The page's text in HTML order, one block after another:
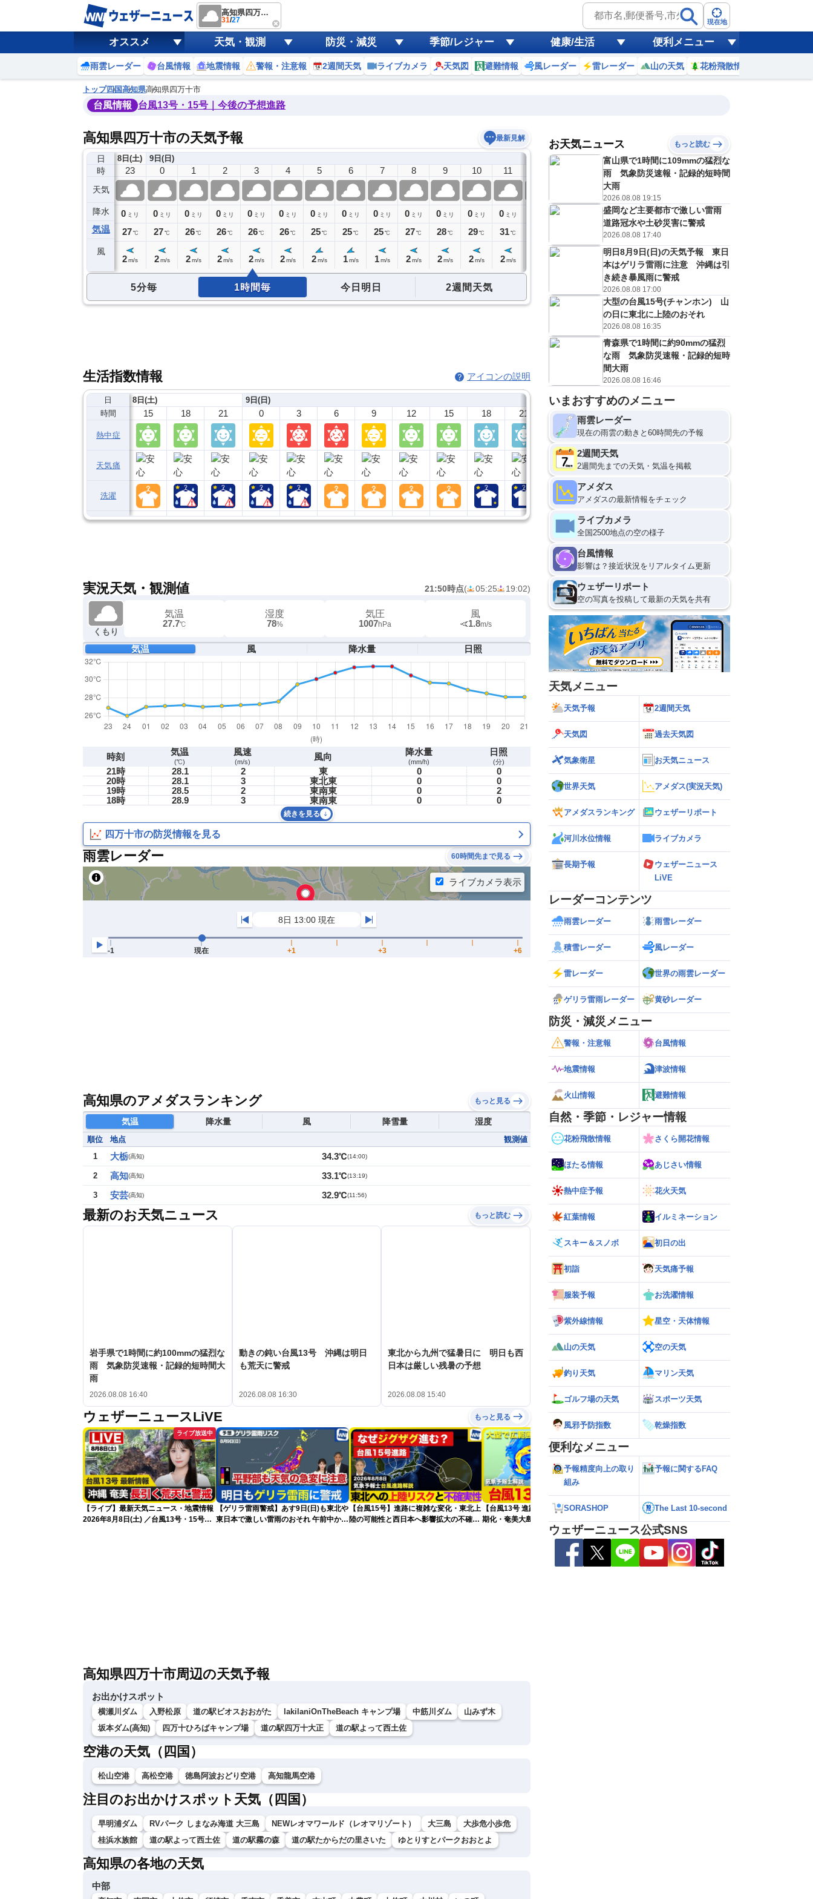
高知県四万十市
31/27 現在地
オススメ 天気・観測 防災・減災 季節/レジャー 健康/生活 便利メニュー
雨雲レーダー 台風情報 地震情報 警報・注意報 2週間天気 ライブカメラ 天気図 避難情報 風レーダー 雷レーダー 山の天気 花粉飛散情報
トップ四国高知県高知県四万十市
台風情報 台風13号・15号｜今後の予想進路
高知県四万十市の天気予報 最新見解
日
時
天気
降水
気温
風
8日(土)
22
0ミリ
27℃
23
0 ミリ
27 ℃
2m/s
9日(日)
0
0 ミリ
27℃
2 m/s
1
0 ミリ
26℃
2 m/s
2
0 ミリ
26℃
2 m/s
3
0 ミリ
26℃
2 m/s
4
0 ミリ
26℃
2 m/s
5
0 ミリ
25℃
2 m/s
6
0 ミリ
25℃
1 m/s
7
0 ミリ
25℃
1 m/s
8
0 ミリ
27℃
2 m/s
9
0 ミリ
28℃
2 m/s
10
0 ミリ
29℃
2 m/s
11
0 ミリ
31℃
2 m/s
14
ミリ
℃
m/s
15
0 ミリ
32℃
2 m/s
16
0ミリ
31
2 m/s
17
0ミリ
2 m/s
18
0
2m/s
5分毎 1時間毎 今日明日 2週間天気
生活指数情報 アイコンの説明
日
時間
熱中症
天気痛
洗濯
8日(土)
15 18 21
9日(日)
0 3 6 9 12 15 18 21
10日(月)
0
実況天気・観測値 21:50時点( 05:25 19:02)
くもり
気温
27.7℃
湿度
78%
気圧
1007hPa
風
1.8m/s
気温 風 降水量 日照
時刻 気温
(℃)
風速
(m/s) 風向 降水量
(mm/h)
日照
(分)
21時 28.1 2 東 0
0
20時
28.1 3 東北東 0
0
19時
28.5 2 東南東 0
2
18時
28.9 3 東南東 0 0
続きを見る
四万十市の防災情報を見る
雨雲レーダー 60時間先まで見る
高知県のアメダスランキング もっと見る
気温 降水量 風 降雪量 湿度
順位 地点
観測値
1
大栃(高知) 34.3℃(14:00)
2 高知(高知) 33.1℃(13:19)
3 安芸(高知) 32.9℃(11:56)
最新のお天気ニュース もっと読む
岩手県で1時間に約100mmの猛烈な
雨 気象防災速報・記録的短時間大
雨
2026.08.08 16:40
動きの鈍い台風13号 沖縄は明日
も荒天に警戒
2026.08.08 16:30
東北から九州で猛暑日に 明日も西
日本は厳しい残暑の予想
2026.08.08 15:40
ウェザーニュースLiVE もっと見る
ライブ放送中
【ライブ】最新天気ニュース・地震情報
2026年8月8日(土) ／台風13号・15号
【ゲリラ雷雨警戒】あす9日(日)も東北や
東日本で激しい雷雨のおそれ 午前中から
【台風15号】進路に複雑な変化・東北上
陸の可能性と西日本へ影響拡大の不確実
【台風13号 進路解説】通過後も影響長
期化・奄美大島で総雨量400mm超・高
波に要警戒（2026.08.08 16:00）
【猛烈な雨と激しい雷雨】新潟は線状降
記録的短時間大雨＞
高知県四万十市周辺の天気予報
お出かけスポット
横瀬川ダム 入野松原 道の駅ビオスおおがた lakilaniOnTheBeach キャンプ場 中筋川ダム
山みず木
坂本ダム(高知)
四万十ひろばキャンプ場 道の駅四万十大正 道の駅よって西土佐
空港の天気（四国）
松山空港 高松空港 徳島阿波おどり空港 高知龍馬空港
注目のお出かけスポット天気（四国）
早明浦ダム RVパーク しまなみ海道 大三島 NEWレオマワールド（レオマリゾート） 大三島
大歩危小歩危
桂浜水族館
道の駅よって西土佐 道の駅霧の森 道の駅たからだの里さいた ゆとりすとパークおおとよ
高知県の各地の天気
中部
お天気ニュース もっと読む
富山県で1時間に109mmの猛烈な
雨 気象防災速報・記録的短時間
大雨
2026.08.08 19:15
盛岡など主要都市で激しい雷雨
道路冠水や土砂災害に警戒
2026.08.08 17:40
明日8月9日(日)の天気予報 東日
本はゲリラ雷雨に注意 沖縄は引
き続き暴風雨に警戒
2026.08.08 17:00
大型の台風15号(チャンホン) 山
の日に東北に上陸のおそれ
2026.08.08 16:35
青森県で1時間に約90mmの猛烈
な雨 気象防災速報・記録的短時
間大雨
2026.08.08 16:46
いまおすすめのメニュー
雨雲レーダー
現在の雨雲の動きと60時間先の予報
2週間天気
2週間先までの天気・気温を掲載
アメダス
アメダスの最新情報をチェック
ライブカメラ
全国2500地点の空の様子
台風情報
影響は？接近状況をリアルタイム更新
ウェザーリポート
空の写真を投稿して最新の天気を共有
天気メニュー
天気予報 2週間天気
天気図 過去天気図
気象衛星 お天気ニュース
世界天気 アメダス(実況天気)
アメダスランキング ウェザーリポート
河川水位情報 ライブカメラ
長期予報
ウェザーニュース
LiVE
レーダーコンテンツ
雨雲レーダー 雨雪レーダー
積雪レーダー 風レーダー
雷レーダー 世界の雨雲レーダー
ゲリラ雷雨レーダー 黄砂レーダー
防災・減災メニュー
警報・注意報 台風情報
地震情報 津波情報
火山情報 避難情報
自然・季節・レジャー情報
花粉飛散情報 さくら開花情報
ほたる情報 あじさい情報
熱中症予報 花火天気
紅葉情報 イルミネーション
スキー＆スノボ 初日の出
初詣 天気痛予報
服装予報 お洗濯情報
紫外線情報 星空・天体情報
山の天気 空の天気
釣り天気 マリン天気
ゴルフ場の天気 スポーツ天気
風邪予防指数 乾燥指数
便利なメニュー
予報精度向上の取り
組み
予報に関するFAQ
SORASHOP The Last 10-second
ウェザーニュース公式SNS